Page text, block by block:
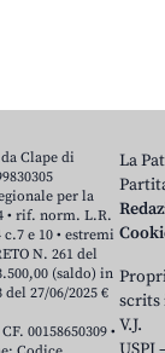
La
scrits
V.J.
Clape di
per la
• rif. norm. L.R.
e 10 • estremi
N. 261 del
(saldo) in
del 27/06/2025 €
00158650309 •